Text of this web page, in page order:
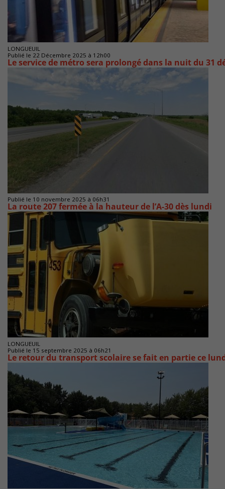
LONGUEUIL
Publié le 22 Décembre 2025 à 12h00
Le service de métro sera prolongé dans la nuit du 31
Publié le 10 novembre 2025 à 06h31
La route 207 fermée à la hauteur de l’A-30 dès lundi
LONGUEUIL
Publié le 15 septembre 2025 à 06h21
Le retour du transport scolaire se fait en partie ce